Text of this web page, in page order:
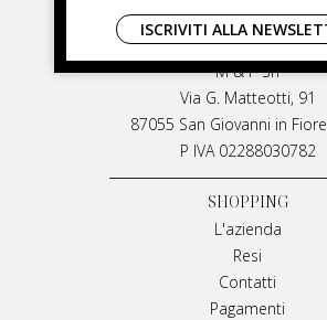
LIVIANA MIRARCHI
M & P Srl
Via G. Matteotti, 91
87055 San Giovanni in
P IVA 02288030782
SHOPPING
L'azienda
Resi
Contatti
Pagamenti
ISCRIVITI ALLA